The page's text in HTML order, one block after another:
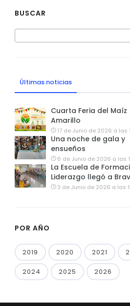
BUSCAR
Últimas noticias
Cuarta Feria del Maíz
Amarillo
17 de Junio de 2026 a las
Una noche de gala y
ensueños
6 de Junio de 2026 a las
La Escuela de
Liderazgo llegó a
3 de Junio de 2026 a las
POR AÑO
2019 2020 2021
2024 2025 2026